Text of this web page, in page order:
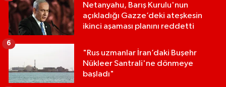
Netanyahu, Barış Kurulu'nun
açıkladığı Gazze’deki ateşkesin
ikinci aşaması planını reddetti
"Rus uzmanlar İran’daki Buşehr
Nükleer Santrali'ne dönmeye
başladı"
6